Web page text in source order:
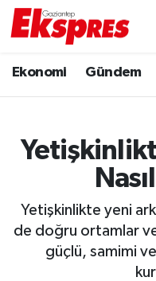
Ekonomi Gündem
Yetişkinlikte yeni
de doğru ortamlar
güçlü, samimi
Ekonomi
Gaziantep son
Gündem
Haberler
Trafik Durumu
Puan Durumu ve
Tüm Manşetler
Son Dakika
Haber Arşivi